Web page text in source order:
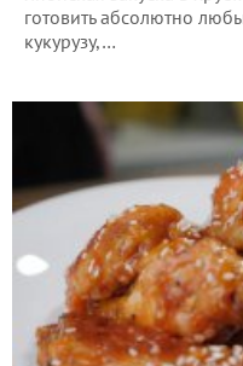
готовить абсолютно
кукурузу,…